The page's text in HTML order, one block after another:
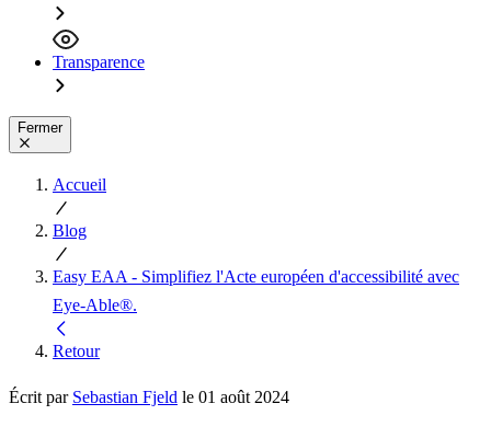
Transparence
Fermer
Accueil
Blog
Easy EAA - Simplifiez l'Acte européen d'accessibilité avec
Eye-Able®.
Retour
Écrit par Sebastian Fjeld le 01 août 2024